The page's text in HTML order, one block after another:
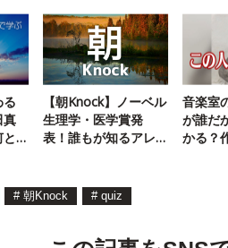
る
真
と
【朝Knock】ノーベル
生理学・医学賞発
表！誰もが知るアレ
音楽室
が誰だ
かる？
# 朝Knock # quiz